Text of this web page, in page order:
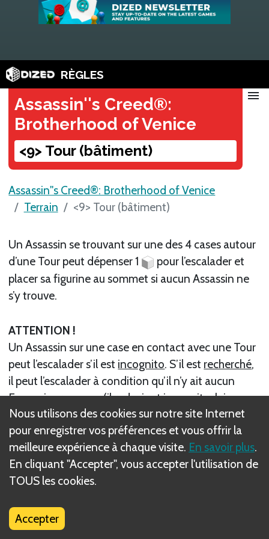
RÈGLES
Assassin''s Creed®:
Brotherhood of Venice
<9> Tour (bâtiment)
menu
Assassin''s Creed®: Brotherhood of Venice
Terrain
<9> Tour (bâtiment)
Un Assassin se trouvant sur une des 4 cases autour
d’une Tour peut dépenser 1
pour l’escalader et
placer sa figurine au sommet si aucun Assassin ne
s’y trouve.
ATTENTION !
Un Assassin sur une case en contact avec une Tour
peut l’escalader s’il est incognito. S’il est recherché,
il peut l’escalader à condition qu’il n’y ait aucun
Ennemi sur sa case (il redevientincognito, laissez sa
sur sa case de départ).
Un Assassin au sommet d’une Tour peut dépenser 1
1 fois maximum par Terrain pour se Synchroniser
afin de faire apparaître de nouveaux éléments sur
l’illustration de la Tour.
Un Assassin au sommet d’une Tour est toujours
Nous utilisons des cookies sur notre site Internet
pour enregistrer vos préférences et vous offrir la
meilleure expérience à chaque visite. En savoir plus.
En cliquant "Accepter", vous accepter l'utilisation de
TOUS les cookies.
Accepter